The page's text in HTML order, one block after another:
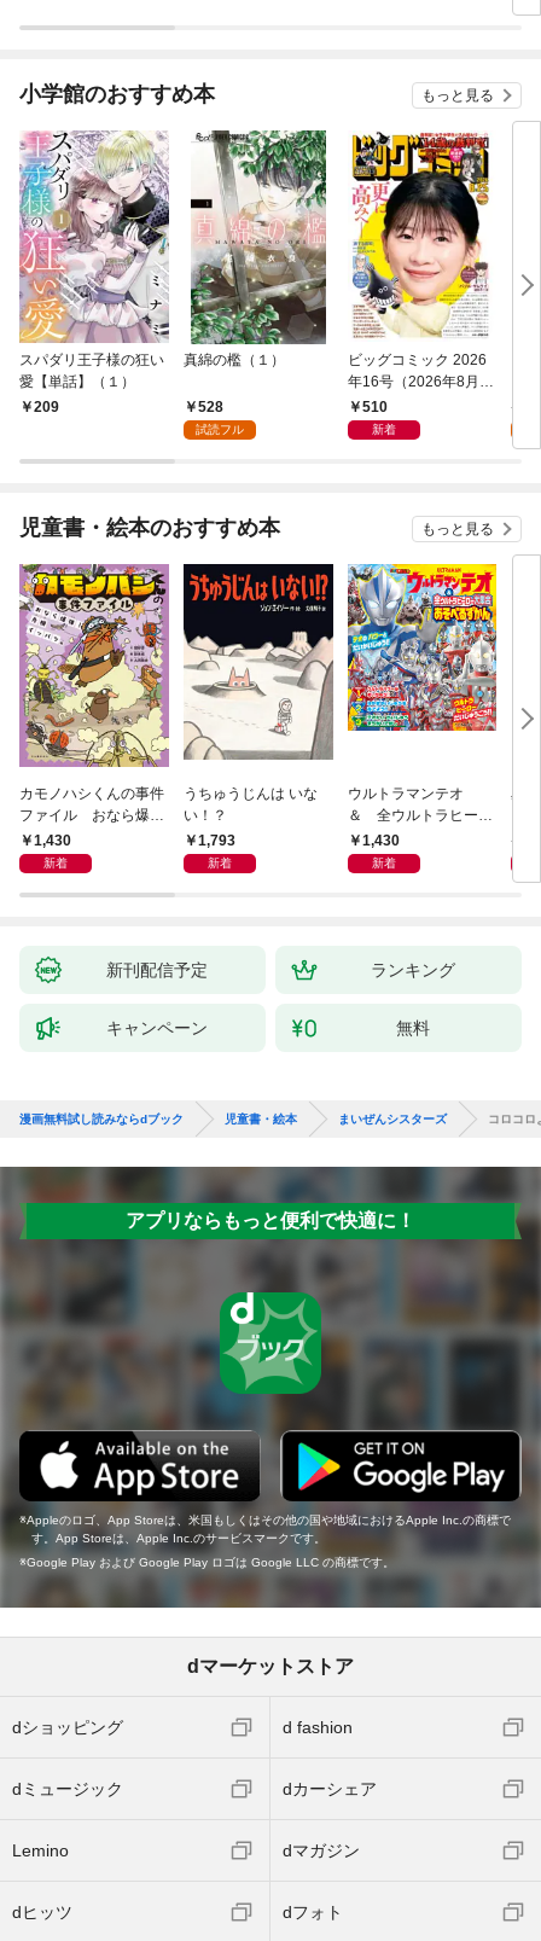
小学館のおすすめ本 もっと見る
スパダリ王子様の狂い
愛【単話】（１）
209
真綿の檻（１）
528
試読フル
ビッグコミック 2026
年16号（2026年8月7
日発売）
510
新着
児童書・絵本のおすすめ本 もっと見る
カモノハシくんの事件
ファイル おなら爆
弾！ 危機イッパツ編
1,430
新着
うちゅうじんは いな
い！？
1,793
新着
ウルトラマンテオ
＆ 全ウルトラヒーロ
ー大集合 あそべるず
かん
1,430
新着
星
新刊配信予定 ランキング
キャンペーン 無料
漫画無料試し読みならdブック 児童書・絵本 まいぜんシスターズ コロコ
アプリならもっと便利で快適に！
Appleのロゴ、App Storeは、米国もしくはその他の国や地域におけるApple Inc.の商標で
す。App Storeは、Apple Inc.のサービスマークです。
Google Play および Google Play ロゴは Google LLC の商標です。
dマーケットストア
dショッピング d fashion
dミュージック dカーシェア
Lemino dマガジン
dヒッツ dフォト